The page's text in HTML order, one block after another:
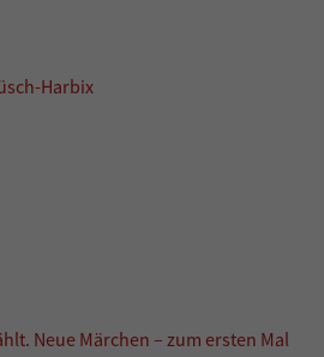
Harbix
Neue Märchen – zum ersten Mal